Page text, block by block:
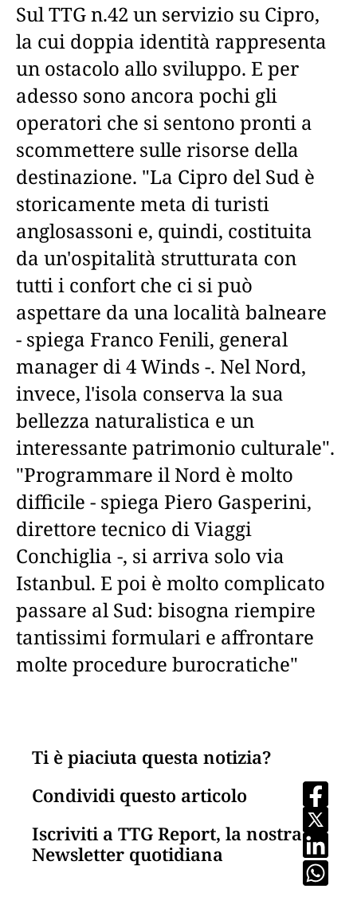
Sul TTG n.42 un servizio su Cipro,
la cui doppia identità rappresenta
un ostacolo allo sviluppo. E per
adesso sono ancora pochi gli
operatori che si sentono pronti a
scommettere sulle risorse della
destinazione. "La Cipro del Sud è
storicamente meta di turisti
anglosassoni e, quindi, costituita
da un'ospitalità strutturata con
tutti i confort che ci si può
aspettare da una località balneare
- spiega Franco Fenili, general
manager di 4 Winds -. Nel Nord,
invece, l'isola conserva la sua
bellezza naturalistica e un
interessante patrimonio culturale".
"Programmare il Nord è molto
difficile - spiega Piero Gasperini,
direttore tecnico di Viaggi
Conchiglia -, si arriva solo via
Istanbul. E poi è molto complicato
passare al Sud: bisogna riempire
tantissimi formulari e affrontare
molte procedure burocratiche"
Ti è piaciuta questa notizia?
Condividi questo articolo
Iscriviti a TTG Report, la nostra
Newsletter quotidiana